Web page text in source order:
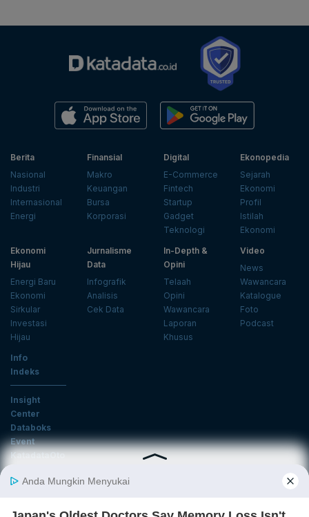
Berita
Nasional
Industri
Internasional
Energi
Finansial
Makro
Keuangan
Bursa
Korporasi
Digital
E-Commerce
Fintech
Startup
Gadget
Teknologi
Ekonopedia
Sejarah
Ekonomi
Profil
Istilah
Ekonomi
Ekonomi
Hijau
Energi Baru
Ekonomi
Sirkular
Investasi
Hijau
Jurnalisme
Data
Infografik
Analisis
Cek Data
In-Depth &
Opini
Telaah
Opini
Wawancara
Laporan
Khusus
Video
News
Wawancara
Katalogue
Foto
Podcast
Info
Indeks
Insight
Center
Databoks
Event
KatadataOto
Email